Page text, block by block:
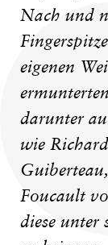
Nach und
eigenen
darunter
wie
Foucault
diese unter